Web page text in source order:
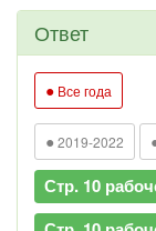
Ответ
● Все года
● 2019-2022
Стр. 10